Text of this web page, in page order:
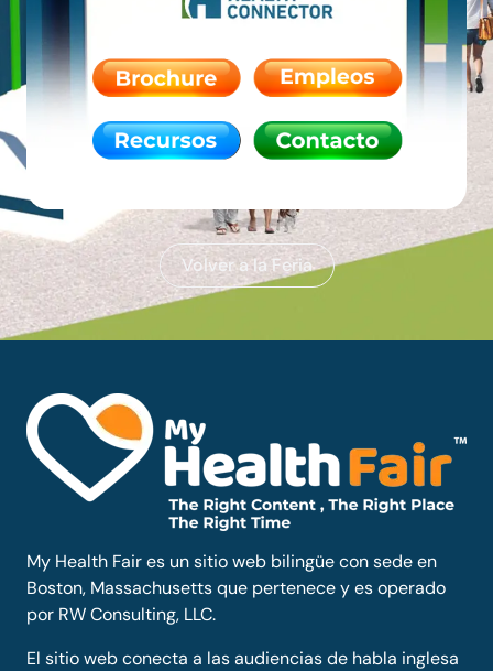
Volver a la Feria
My Health Fair es un sitio web bilingüe con sede en
Boston, Massachusetts que pertenece y es operado
por RW Consulting, LLC.
El sitio web conecta a las audiencias de habla inglesa